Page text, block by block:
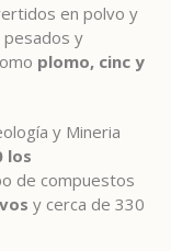
en polvo y
y
plomo, cinc y
y Mineria
los
de compuestos
y cerca de 330